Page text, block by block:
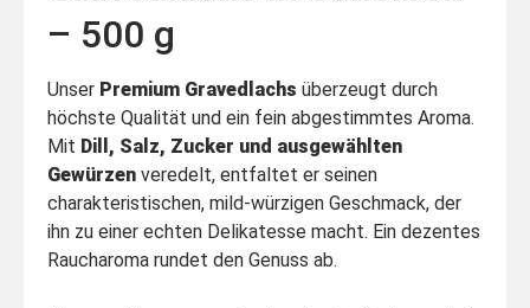
– 500 g
Unser Premium Gravedlachs überzeugt durch
höchste Qualität und ein fein abgestimmtes Aroma.
Mit Dill, Salz, Zucker und ausgewählten
Gewürzen veredelt, entfaltet er seinen
charakteristischen, mild-würzigen Geschmack, der
ihn zu einer echten Delikatesse macht. Ein dezentes
Raucharoma rundet den Genuss ab.